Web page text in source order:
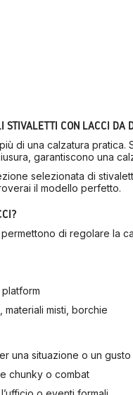
STIVALETTI CON LACCI DA
di una calzatura
garantiscono una
selezionata di
il modello perfetto.
di regolare
misti, borchie
una situazione o un
chunky o combat